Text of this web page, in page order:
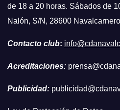
de 18 a 20 horas. Sábados de
Nalón, S/N, 28600
Contacto club:
Acreditaciones:
Publicidad: